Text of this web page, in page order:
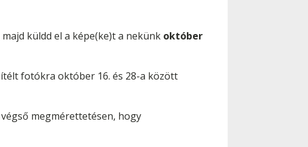
küldd el a képe(ke)t a nekünk október
fotókra október 16. és 28-a között
megmérettetésen, hogy